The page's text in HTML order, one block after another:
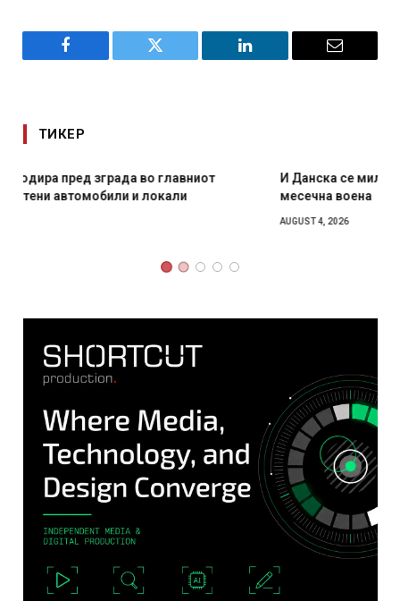
Facebook Twitter LinkedIn Email
ТИКЕР
И Данска се милитарилизира – воведува нова 11-
месечна воена